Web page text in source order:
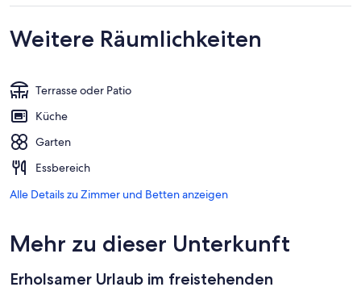
Weitere Räumlichkeiten
Terrasse oder Patio
Küche
Garten
Essbereich
Alle Details zu Zimmer und Betten anzeigen
Mehr zu dieser Unterkunft
Erholsamer Urlaub im freistehenden